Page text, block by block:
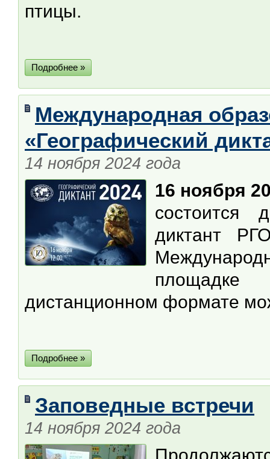
птицы.
Подробнее »
Международная
«Географический
14 ноября 2024 года
16 ноября
состоится
диктант
дистанционном формате
Подробнее »
Заповедные встречи
14 ноября 2024 года